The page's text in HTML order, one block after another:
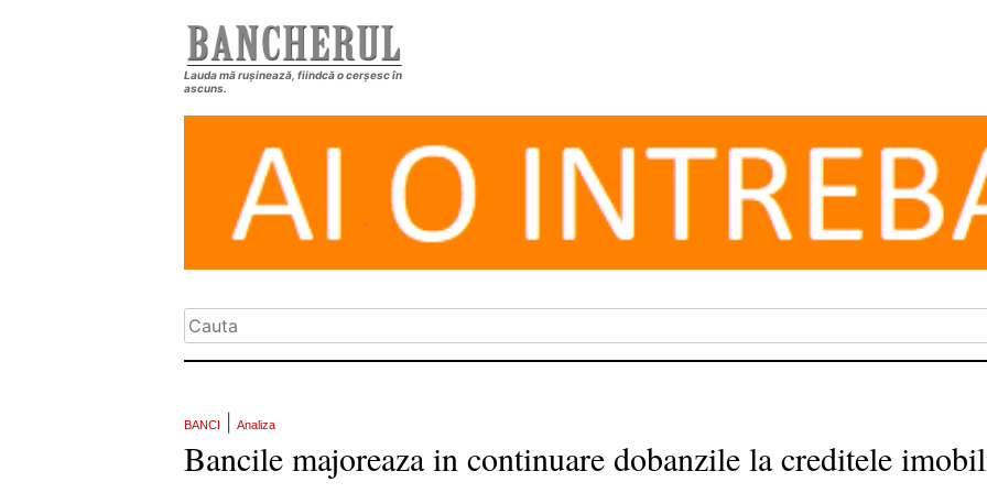
Lauda mă rușinează, fiindcă o cerșesc în
ascuns.
BANCI Analiza
Bancile majoreaza in continuare dobanzile la creditele